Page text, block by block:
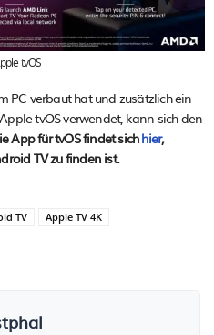
tvOS
PC verbaut hat und zusätzlich ein
tvOS verwendet, kann sich den
App für tvOS findet sichhier,
TV zu finden ist.
TV Apple TV 4K